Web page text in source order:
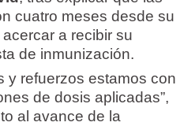
cuatro meses desde su
a recibir su
de inmunización.
y refuerzos estamos con
de dosis aplicadas”,
al avance de la